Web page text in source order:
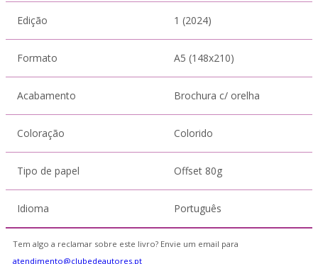
Edição 1 (2024)
Formato A5 (148x210)
Acabamento Brochura c/ orelha
Coloração Colorido
Tipo de papel Offset 80g
Idioma Português
Tem algo a reclamar sobre este livro? Envie um email para
atendimento@clubedeautores.pt